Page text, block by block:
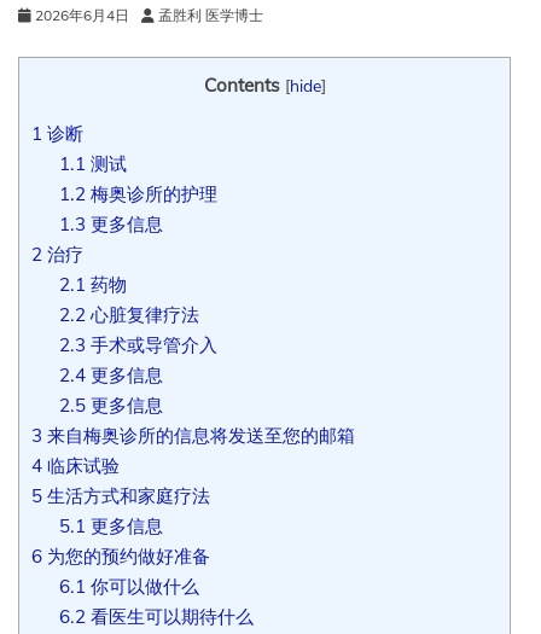
2026年6月4日 孟胜利 医学博士
Contents [hide]
1 诊断
1.1 测试
1.2梅奥诊所的护理
1.3 更多信息
2 治疗
2.1 药物
2.2心脏复律疗法
2.3 手术或导管介入
2.4更多信息
2.5更多信息
3 来自梅奥诊所的信息将发送至您的邮箱
4 临床试验
5 生活方式和家庭疗法
5.1 更多信息
6 为您的预约做好准备
6.1 你可以做什么
6.2看医生可以期待什么